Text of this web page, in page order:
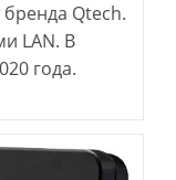
бренда Qtech.
LAN. В
года.